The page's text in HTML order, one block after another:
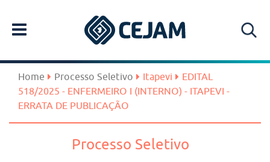
Home Processo Seletivo Itapevi
EDITAL
518/2025 - ENFERMEIRO I (INTERNO) - ITAPEVI -
ERRATA DE PUBLICAÇÃO
Processo Seletivo